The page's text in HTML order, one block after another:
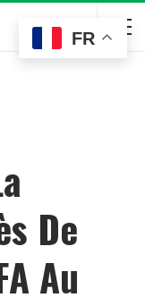
De
Au
FR